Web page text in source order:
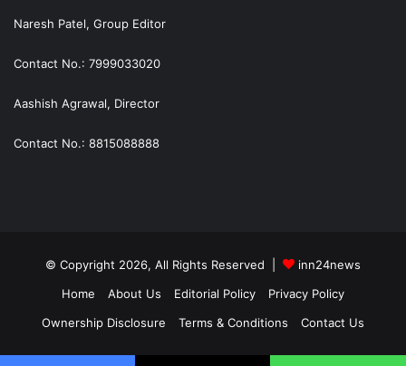
Naresh Patel, Group Editor
Contact No.: 7999033020
Aashish Agrawal, Director
Contact No.: 8815088888
© Copyright 2026, All Rights Reserved |
inn24news
Home
About Us Editorial Policy
Privacy Policy
Ownership Disclosure
Terms & Conditions Contact Us